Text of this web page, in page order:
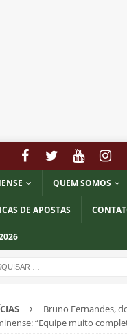
QUEM SOMOS
DE APOSTAS
Bruno Fernandes,
“Equipe muito